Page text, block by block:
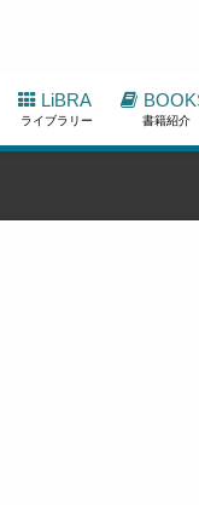
LiBRA
ライブラリー 書籍紹介